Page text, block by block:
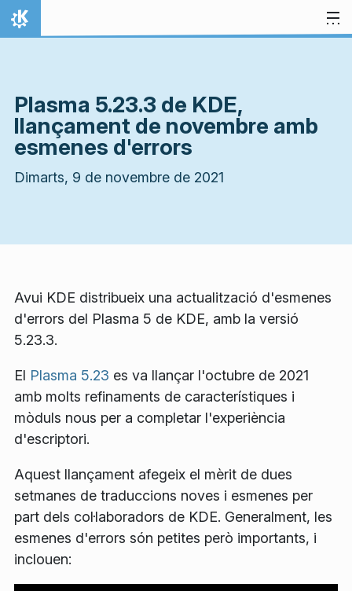
Salta al contingut
Inici
Plasma 5.23.3 de KDE,
llançament de novembre amb
esmenes d'errors
Dimarts, 9 de novembre de 2021
Avui KDE distribueix una actualització d'esmenes
d'errors del Plasma 5 de KDE, amb la versió
5.23.3.
El Plasma 5.23 es va llançar l'octubre de 2021
amb molts refinaments de característiques i
mòduls nous per a completar l'experiència
d'escriptori.
Aquest llançament afegeix el mèrit de dues
setmanes de traduccions noves i esmenes per
part dels col·laboradors de KDE. Generalment, les
esmenes d'errors són petites però importants, i
inclouen: